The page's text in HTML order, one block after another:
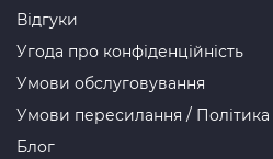
Відгуки
Угода про конфіденційність
Умови обслуговування
Умови пересилання /
Блог